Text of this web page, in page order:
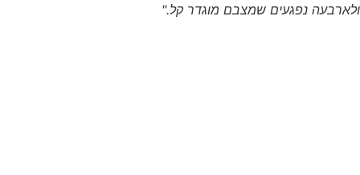
ולארבעה נפגעים שמצבם מוגדר קל."